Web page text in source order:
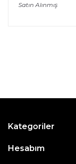
Satın Alınmış
Kategoriler
Hesabım